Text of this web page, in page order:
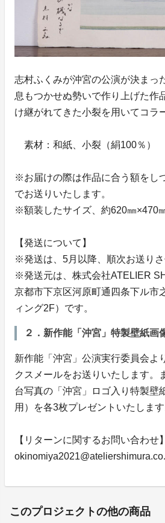
志村ふくみが沖宮の公演が決まっ
息もつかせぬ勢いで作り上げた作
け継がれてきた小裂を用いてコラ
素材：和紙、小裂（絹100％）
※お届けの際は作品に合う額をし
でお送りいたします。
※額装したサイズ、約620㎜×470
【発送について】
※発送は、5月以降、順次お送りさ
※発送元は、株式会社ATELIER
京都市下京区河原町通四条下ル
ィング2F）です。
２．新作能「沖宮」特製壁紙画
新作能「沖宮」公演実行委員会よ
クスメールをお送りいたします。
台写真の「沖宮」ロゴ入り特製壁
用）を各3枚プレゼントいたします
【リターンに関するお問い合わせ】
このプロジェクトの他の商品